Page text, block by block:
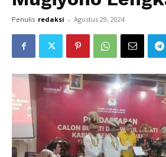
Penulis redaksi - Agustus 29, 2024